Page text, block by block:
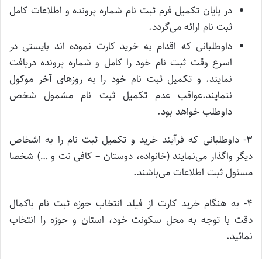
در پایان تکمیل فرم ثبت نام شماره پرونده و اطلاعات کامل
ثبت نام ارائه می‌گردد.
داوطلبانی که اقدام به خرید کارت نموده اند بایستی در
اسرع وقت ثبت نام خود را کامل و شماره پرونده دریافت
نمایند. و تکمیل ثبت نام خود را به روزهای آخر موکول
ننمایند.عواقب عدم تکمیل ثبت نام مشمول شخص
داوطلب خواهد بود.
۳- داوطلبانی که فرآیند خرید و تکمیل ثبت نام را به اشخاص
دیگر واگذار می‌نمایند (خانواده، دوستان – کافی نت و …) شخصا
مسئول ثبت اطلاعات می‌باشند.
۴- به هنگام خرید کارت از فیلد انتخاب حوزه ثبت نام باکمال
دقت با توجه به محل سکونت خود، استان و حوزه را انتخاب
نمائید.